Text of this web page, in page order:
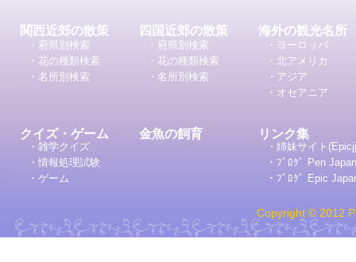
関西近郊の散策 四国近郊の散策 海外の観光名所
・府県別検索 ・府県別検索
・ヨーロッパ
・花の種類検索
・花の種類検索
・北アメリカ
・名所別検索
・名所別検索
・アジア
・オセアニア
クイズ・ゲーム 金魚の飼育 リンク集
・雑学クイズ
・姉妹サイト
・情報処理試験
・ﾌﾞﾛｸﾞ Pen Japan
・ゲーム
・ﾌﾞﾛｸﾞ Epic
Copyright © 2012